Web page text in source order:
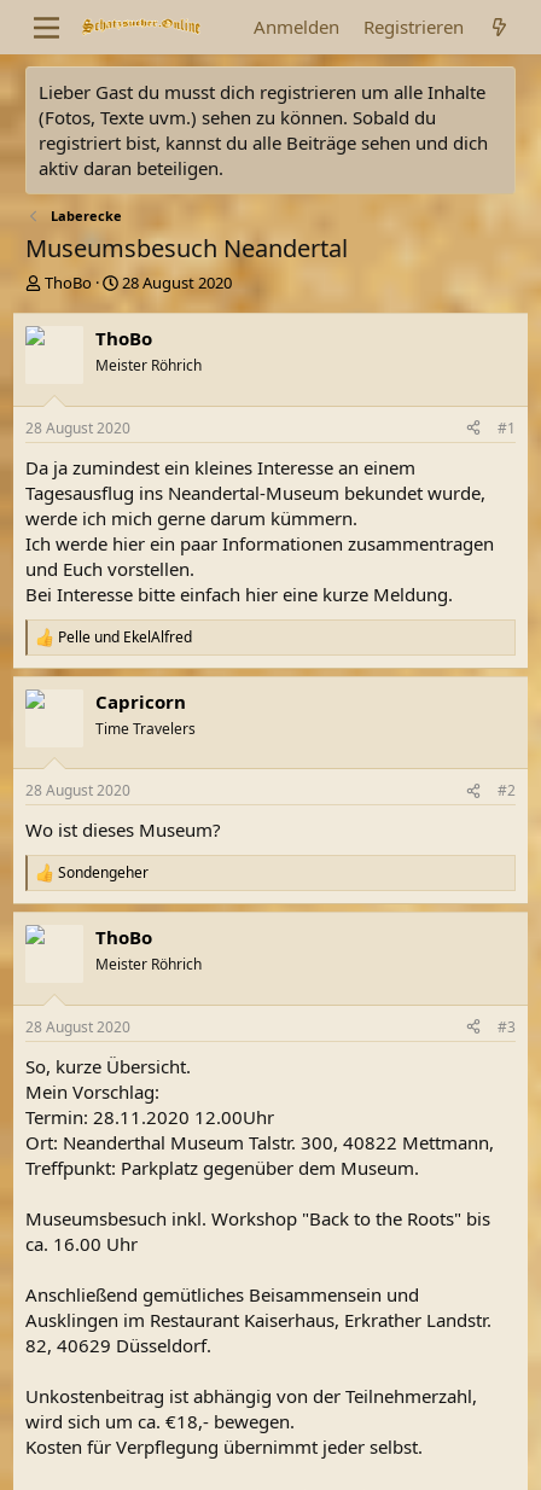
Anmelden Registrieren
Lieber Gast du musst dich registrieren um alle Inhalte
(Fotos, Texte uvm.) sehen zu können. Sobald du
registriert bist, kannst du alle Beiträge sehen und dich
aktiv daran beteiligen.
Laberecke
Museumsbesuch Neandertal
E
t
l
e
ThoBo
E
t
e
l
t
m
28 August 2020
ThoBo
Meister Röhrich
28 August 2020 #1
Da ja zumindest ein kleines Interesse an einem
Tagesausflug ins Neandertal-Museum bekundet wurde,
werde ich mich gerne darum kümmern.
Ich werde hier ein paar Informationen zusammentragen
und Euch vorstellen.
Bei Interesse bitte einfach hier eine kurze Meldung.
R
e
a
k
e
:
Pelle und EkelAlfred
Capricorn
Time Travelers
28 August 2020 #2
Wo ist dieses Museum?
R
e
a
k
e
:
Sondengeher
ThoBo
Meister Röhrich
28 August 2020 #3
So, kurze Übersicht.
Mein Vorschlag:
Termin: 28.11.2020 12.00Uhr
Ort: Neanderthal Museum Talstr. 300, 40822 Mettmann,
Treffpunkt: Parkplatz gegenüber dem Museum.
Museumsbesuch inkl. Workshop "Back to the Roots" bis
ca. 16.00 Uhr
Anschließend gemütliches Beisammensein und
Ausklingen im Restaurant Kaiserhaus, Erkrather Landstr.
82, 40629 Düsseldorf.
Unkostenbeitrag ist abhängig von der Teilnehmerzahl,
wird sich um ca. €18,- bewegen.
Kosten für Verpflegung übernimmt jeder selbst.